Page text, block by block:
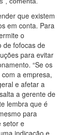
que existem
em conta. Para
o
de fofocas de
para evitar
“Se os
a empresa,
e afetar a
a gerente de
lembra que é
para
setor e
indicação e